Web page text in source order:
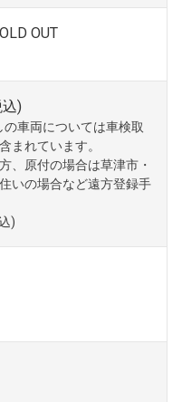
OUT
)
車両については車検取
まれています。
、原付の場合は草津市・
いの場合など遠方登録手
)